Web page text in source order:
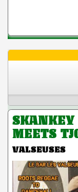
SKANKEY
MEETS
VALSEUSES